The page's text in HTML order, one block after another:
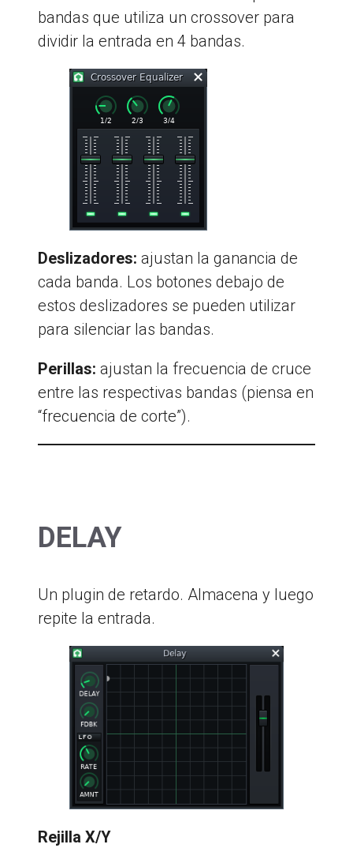
bandas que utiliza un crossover para
dividir la entrada en 4 bandas.
Deslizadores: ajustan la ganancia de
cada banda. Los botones debajo de
estos deslizadores se pueden utilizar
para silenciar las bandas.
Perillas: ajustan la frecuencia de cruce
entre las respectivas bandas (piensa en
“frecuencia de corte”).
DELAY
Un plugin de retardo. Almacena y luego
repite la entrada.
Rejilla X/Y